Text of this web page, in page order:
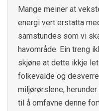
Mange meiner at
energi vert erstatta
samstundes som vi
havområde. Ein treng
skjøne at dette ikkje
folkevalde og
miljørørslene,
til å omfavne denne